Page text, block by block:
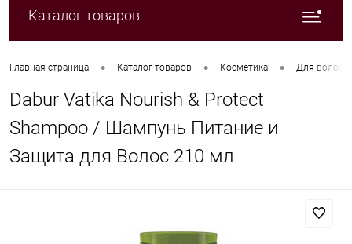
Каталог товаров
Главная страница • Каталог товаров • Косметика • Для волос
Dabur Vatika Nourish & Protect
Shampoo / Шампунь Питание и
Защита для Волос 210 мл